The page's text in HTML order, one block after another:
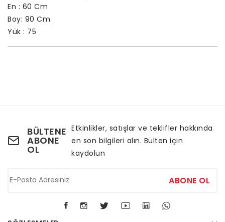
En : 60 Cm
Boy: 90 Cm
Yük : 75
BÜLTENE
ABONE
OL
Etkinlikler, satışlar ve teklifler hakkında
en son bilgileri alın. Bülten için
kaydolun
ABONE OL